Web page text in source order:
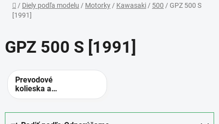
Domov
/ Diely podľa modelu / Motorky / Kawasaki / 500 / GPZ 500 S
[1991]
GPZ 500 S [1991]
Prevodové
kolieska a
rozety -
prevody